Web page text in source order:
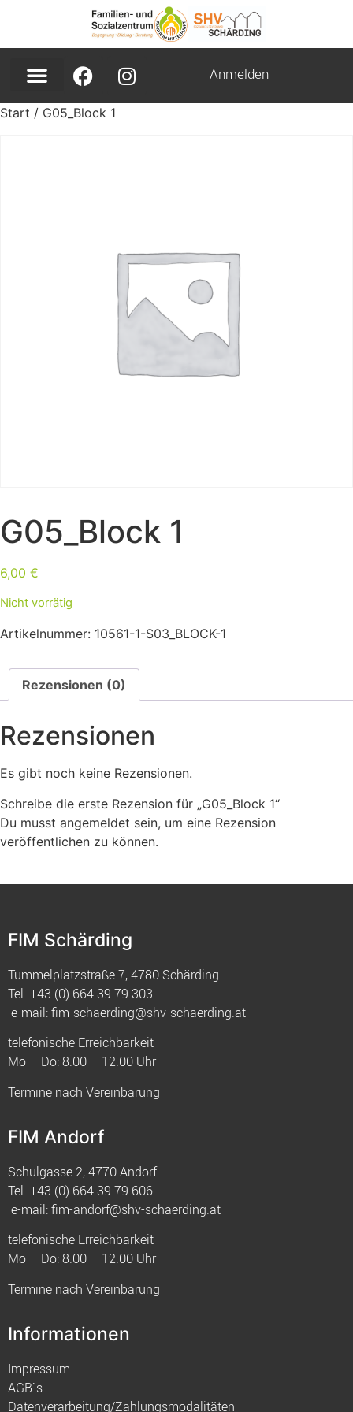
Anmelden
Start / G05_Block 1
G05_Block 1
6,00 €
Nicht vorrätig
Artikelnummer: 10561-1-S03_BLOCK-1
Rezensionen (0)
Rezensionen
Es gibt noch keine Rezensionen.
Schreibe die erste Rezension für „G05_Block 1“
Du musst angemeldet sein, um eine Rezension
veröffentlichen zu können.
FIM Schärding
Tummelplatzstraße 7, 4780 Schärding
Tel. +43 (0) 664 39 79 303
e-mail:fim-schaerding@shv-schaerding.at
telefonische Erreichbarkeit
Mo – Do: 8.00 – 12.00 Uhr
Termine nach Vereinbarung
FIM Andorf
Schulgasse 2, 4770 Andorf
Tel. +43 (0) 664 39 79 606
e-mail:fim-andorf@shv-schaerding.at
telefonische Erreichbarkeit
Mo – Do: 8.00 – 12.00 Uhr
Termine nach Vereinbarung
Informationen
Impressum
AGB`s
Datenverarbeitung/Zahlungsmodalitäten